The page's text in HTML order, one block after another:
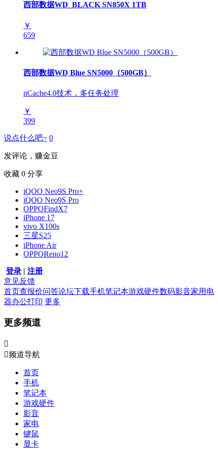
西部数据WD_BLACK SN850X 1TB
￥
659
西部数据WD Blue SN5000（500GB）
nCache4.0技术，多任务处理
￥
399
说点什么吧~ 0
发评论，赚金豆
收藏 0 分享
iQOO Neo9S Pro+
iQOO Neo9S Pro
OPPOFindX7
iPhone 17
vivo X100s
三星S25
iPhone Air
OPPOReno12
登录 | 注册
意见反馈
首页查报价问答论坛下载手机笔记本游戏硬件数码影音家用电
器办公打印 更多
更多频道

频道导航
首页
手机
笔记本
游戏硬件
影音
家电
键鼠
显卡